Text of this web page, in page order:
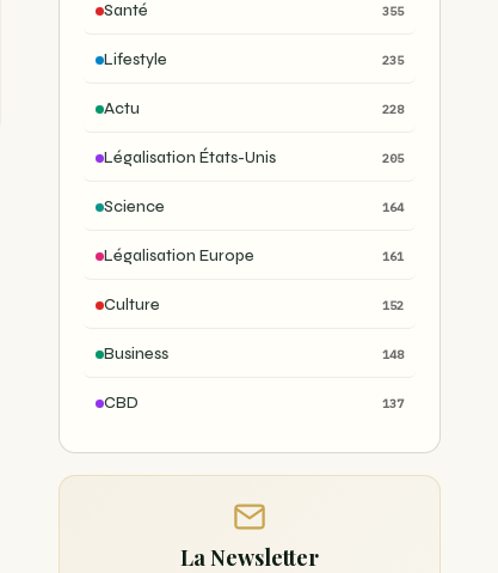
Santé 355
Lifestyle 235
Actu 228
Légalisation États-Unis 205
Science 164
Légalisation Europe 161
Culture 152
Business 148
CBD 137
La Newsletter